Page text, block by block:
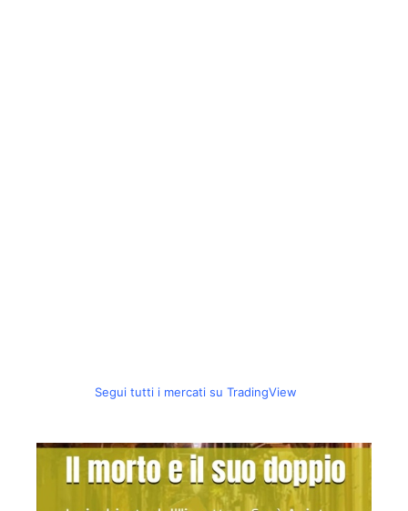
Segui tutti i mercati su TradingView